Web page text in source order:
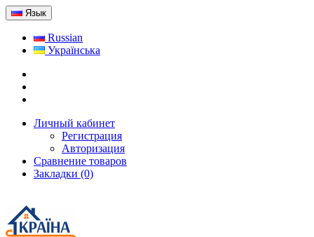
Язык
Russian
Українська
Личный кабинет
Регистрация
Авторизация
Сравнение товаров
Закладки (0)